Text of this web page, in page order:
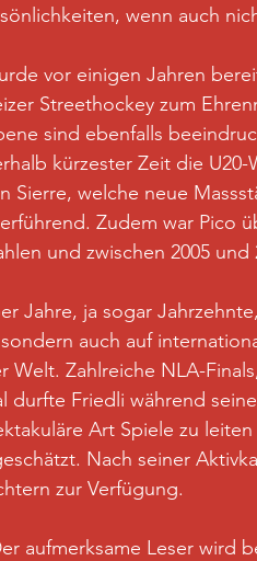
wenn auch
vor einigen Jahren
Streethockey zum
sind ebenfalls
kürzester Zeit die
Sierre, welche neue
Zudem war Pico
und zwischen 2005
Jahre, ja sogar
auch auf
Welt. Zahlreiche NLA-
durfte Friedli während
Art Spiele zu
Nach seiner
zur Verfügung.
aufmerksame Leser wird